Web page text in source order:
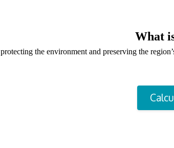
What
the environment and preserving the